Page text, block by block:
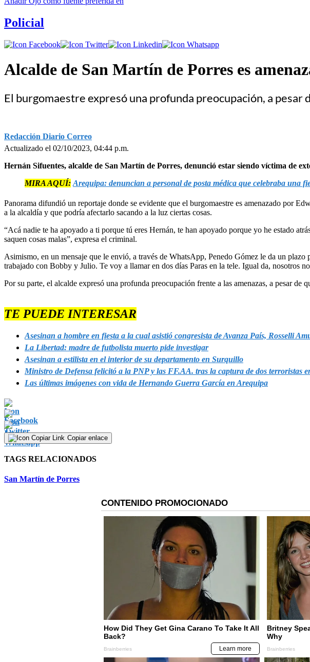
Policial
Alcalde de San Martín de Porres es
El burgomaestre expresó una profunda preocupación, a
Redacción Diario Correo
Actualizado el 02/10/2023, 04:44 p.m.
Hernán Sifuentes, alcalde de San Martín de Porres, denunció estar siendo víctima de
MIRA AQUÍ: Arequipa: denuncian a personal de posta médica que celebraba una
Panorama difundió un reportaje donde se evidente que el burgomaestre es amenazado por
a la alcaldía y que podría afectarlo sacando a la luz ciertas cosas.
“Acá nadie te ha apoyado a ti porque tú eres Hernán, te han apoyado porque yo he estado
saquen cosas malas”, expresa el criminal.
Asimismo, en un mensaje que le envió, a través de WhatsApp, Penedo Gómez le da un
trabajado con Bobby y Julio. Te voy a llamar en dos días Paras en la tele. Igual da, nosotros
Por su parte, el alcalde expresó una profunda preocupación frente a las amenazas, a pesar de
TE PUEDE INTERESAR
Asesinan a hombre en fiesta a la cual asistió congresista de Avanza País, Rosselli
La Libertad: madre de futbolista muerto pide investigar
Asesinan a estilista en el interior de su departamento en Surquillo
Ministro de Defensa felicitó a la PNP y las FF.AA. tras la captura de dos terroristas
Las últimas imágenes con vida de Hernando Guerra García en Arequipa
Copiar enlace
TAGS RELACIONADOS
San Martín de Porres